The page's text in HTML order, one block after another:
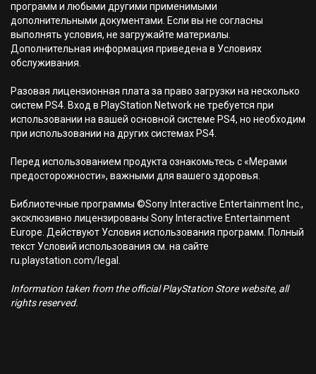
программ и любыми другими применимыми
дополнительными документами. Если вы не согласны
выполнять условия, не загружайте материалы.
Дополнительная информация приведена в Условиях
обслуживания.
Разовая лицензионная плата за право загрузки на несколько
систем PS4. Вход в PlayStation Network не требуется при
использовании на вашей основной системе PS4, но необходим
при использовании на других системах PS4.
Перед использованием продукта ознакомьтесь с «Мерами
предосторожности», важными для вашего здоровья.
Библиотечные программы ©Sony Interactive Entertainment Inc.,
эксклюзивно лицензированы Sony Interactive Entertainment
Europe. Действуют Условия использования программ. Полный
текст Условий использования см. на сайте
ru.playstation.com/legal.
Information taken from the official PlayStation Store website, all
rights reserved.